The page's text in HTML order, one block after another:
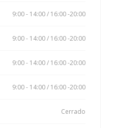
9:00 - 14:00 / 16:00 -20:00
9:00 - 14:00 / 16:00 -20:00
9:00 - 14:00 / 16:00 -20:00
9:00 - 14:00 / 16:00 -20:00
Cerrado